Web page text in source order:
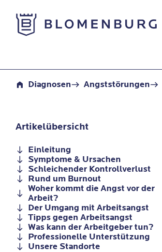
Diagnosen Angststörungen
Artikelübersicht
Einleitung
Symptome & Ursachen
Schleichender Kontrollverlust
Rund um Burnout
Woher kommt die Angst vor der
Arbeit?
Der Umgang mit Arbeitsangst
Tipps gegen Arbeitsangst
Was kann der Arbeitgeber tun?
Professionelle Unterstützung
Unsere Standorte